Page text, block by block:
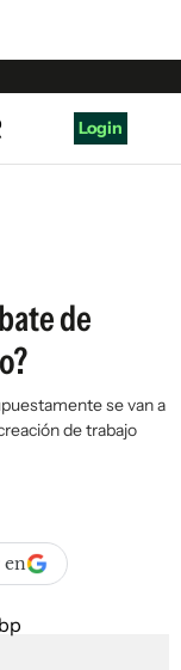
Login
de
se van a
de trabajo
en